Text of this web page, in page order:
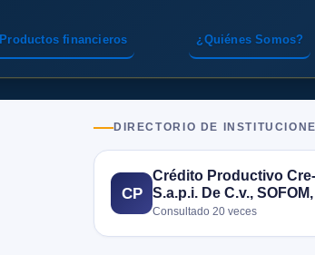
Productos financieros ¿Quiénes Somos?
DIRECTORIO DE
CP
Crédito Productivo
S.a.p.i. De C.v.,
Consultado 20 veces